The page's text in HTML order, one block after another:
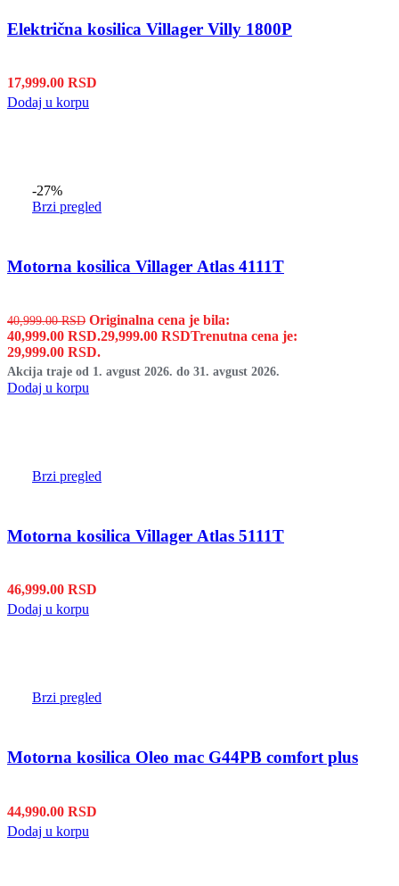
Električna kosilica Villager Villy 1800P
17,999.00 RSD
Dodaj u korpu
-27%
Brzi pregled
Motorna kosilica Villager Atlas 4111T
40,999.00RSD Originalna cena je bila:
40,999.00 RSD.29,999.00 RSDTrenutna cena je:
29,999.00 RSD.
Akcija traje od 1. avgust 2026. do 31. avgust 2026.
Dodaj u korpu
Brzi pregled
Motorna kosilica Villager Atlas 5111T
46,999.00 RSD
Dodaj u korpu
Brzi pregled
Motorna kosilica Oleo mac G44PB comfort plus
44,990.00 RSD
Dodaj u korpu